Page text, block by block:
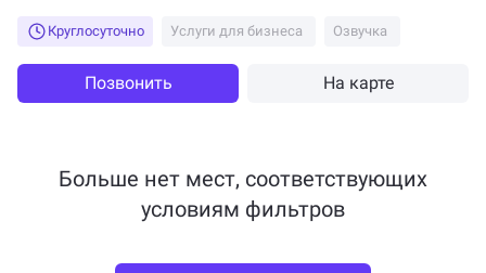
Круглосуточно Услуги для бизнеса Озвучка
Позвонить На карте
Больше нет мест, соответствующих
условиям фильтров